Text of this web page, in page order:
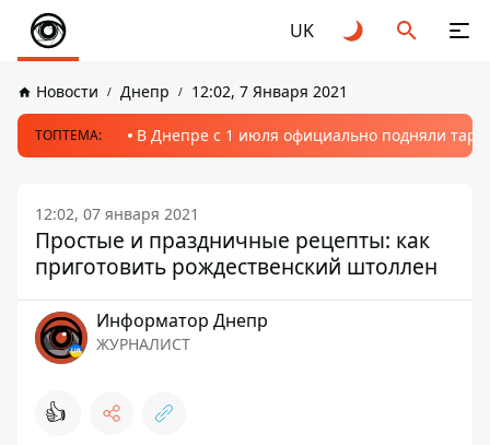
UK
Новости Днепр 12:02, 7 Января 2021
ТОПТЕМА: В Днепре с 1 июля официально подняли
12:02, 07 января 2021
Простые и праздничные рецепты: как
приготовить рождественский штоллен
Информатор Днепр
ЖУРНАЛИСТ
👍